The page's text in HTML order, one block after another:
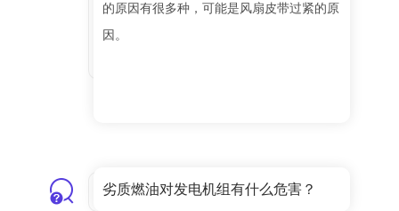
的原因有很多种，可能是风扇皮带过紧的原
因。
劣质燃油对发电机组有什么危害？